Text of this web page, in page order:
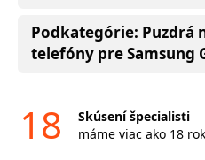
Podkategórie: Puzdrá
telefóny pre Samsung
18
Skúsení špecialisti
máme viac ako 18